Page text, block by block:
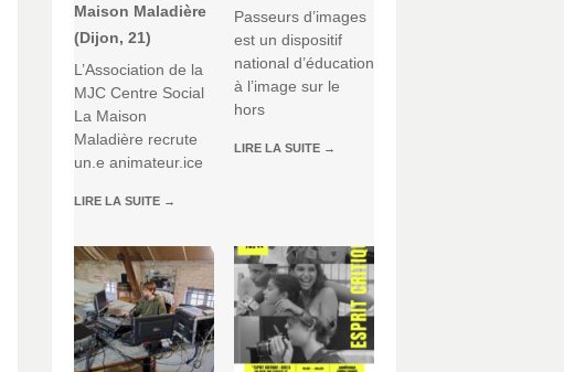
Maison Maladière
(Dijon, 21)
L’Association de la
MJC Centre Social
La Maison
Maladière recrute
un.e animateur.ice
LIRE LA SUITE →
Passeurs d’images
est un dispositif
national d’éducation
à l’image sur le
hors
LIRE LA SUITE →